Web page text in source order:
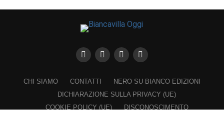
CHI SIAMO CONTATTI
NERO SU BIANCO EDIZIONI
DICHIARAZIONE SULLA PRIVACY (UE)
COOKIE POLICY (UE)
DISCONOSCIMENTO